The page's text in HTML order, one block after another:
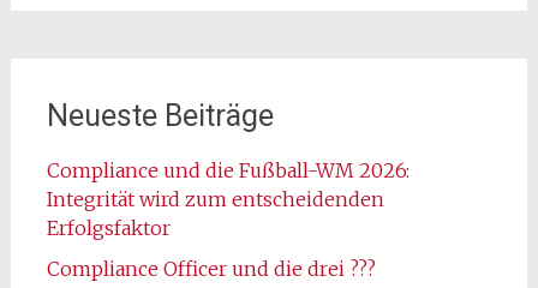
Neueste Beiträge
Compliance und die Fußball-WM 2026:
Integrität wird zum entscheidenden
Erfolgsfaktor
Compliance Officer und die drei ???